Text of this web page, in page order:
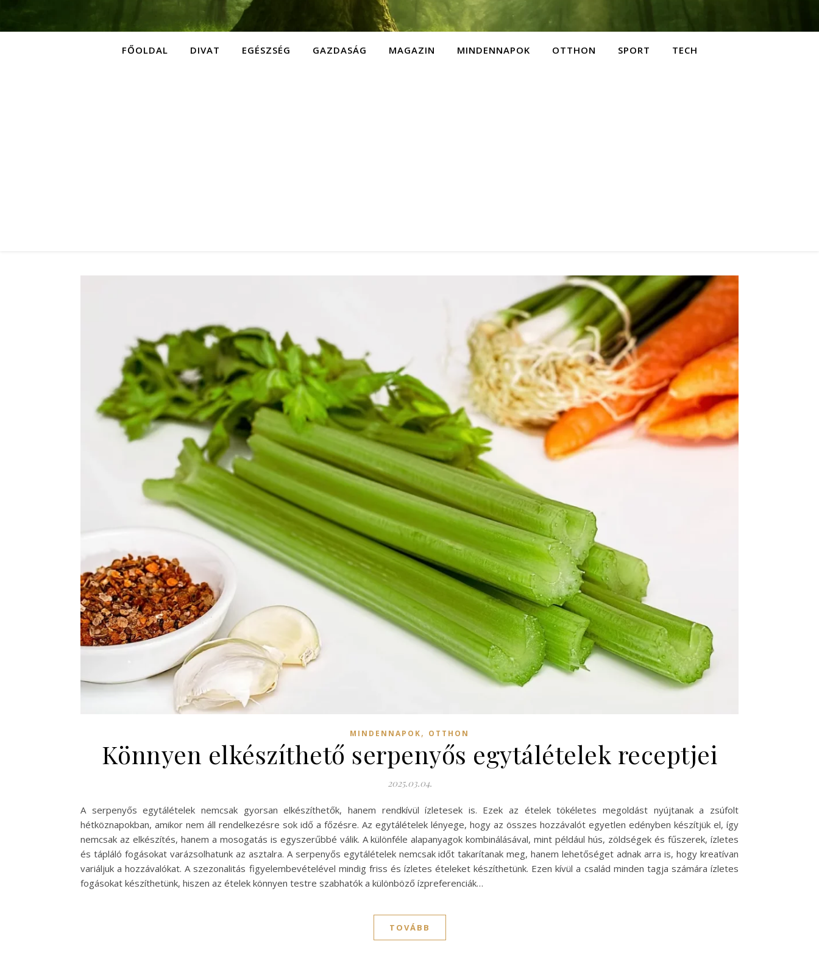
FŐOLDAL DIVAT EGÉSZSÉG GAZDASÁG MAGAZIN MINDENNAPOK OTTHON SPORT TECH
MINDENNAPOK, OTTHON
Könnyen elkészíthető serpenyős egytálételek receptjei
2025.03.04.
A serpenyős egytálételek nemcsak gyorsan elkészíthetők, hanem rendkívül ízletesek is. Ezek az ételek tökéletes megoldást nyújtanak a zsúfolt
hétköznapokban, amikor nem áll rendelkezésre sok idő a főzésre. Az egytálételek lényege, hogy az összes hozzávalót egyetlen edényben készítjük el, így
nemcsak az elkészítés, hanem a mosogatás is egyszerűbbé válik. A különféle alapanyagok kombinálásával, mint például hús, zöldségek és fűszerek, ízletes
és tápláló fogásokat varázsolhatunk az asztalra. A serpenyős egytálételek nemcsak időt takarítanak meg, hanem lehetőséget adnak arra is, hogy kreatívan
variáljuk a hozzávalókat. A szezonalitás figyelembevételével mindig friss és ízletes ételeket készíthetünk. Ezen kívül a család minden tagja számára ízletes
fogásokat készíthetünk, hiszen az ételek könnyen testre szabhatók a különböző ízpreferenciák…
TOVÁBB